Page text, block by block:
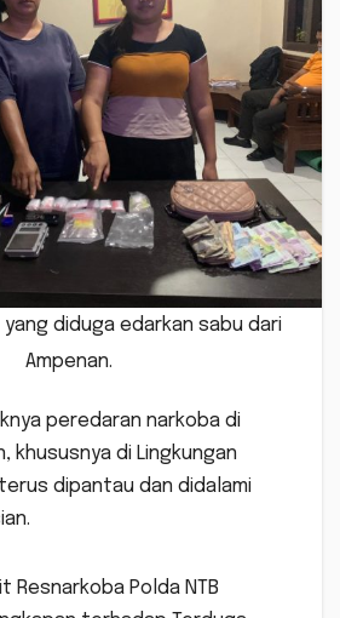
yang diduga edarkan sabu dari
Ampenan.
peredaran narkoba di
khususnya di Lingkungan
dipantau dan didalami
Resnarkoba Polda NTB